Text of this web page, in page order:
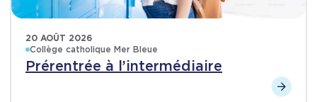
20 AOÛT 2026
Collège catholique Mer Bleue
Prérentrée à l’intermédiaire